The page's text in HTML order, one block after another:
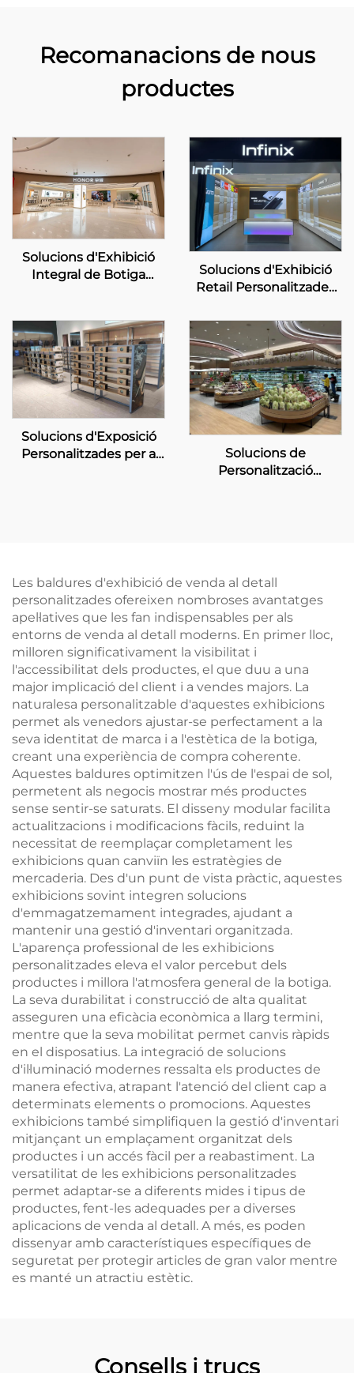
Recomanacions de nous
productes
Solucions d'Exhibició
Integral de Botiga
Solucions d'Exhibició
Retail Personalitzades
d'Infinix
Solucions d'Exposició
Personalitzades per a
Solucions de
Personalització
Les baldures d'exhibició de venda al detall
personalitzades ofereixen nombroses avantatges
apel·latives que les fan indispensables per als
entorns de venda al detall moderns. En primer lloc,
milloren significativament la visibilitat i
l'accessibilitat dels productes, el que duu a una
major implicació del client i a vendes majors. La
naturalesa personalitzable d'aquestes exhibicions
permet als venedors ajustar-se perfectament a la
seva identitat de marca i a l'estètica de la botiga,
creant una experiència de compra coherente.
Aquestes baldures optimitzen l'ús de l'espai de sol,
permetent als negocis mostrar més productes
sense sentir-se saturats. El disseny modular facilita
actualitzacions i modificacions fàcils, reduint la
necessitat de reemplaçar completament les
exhibicions quan canviïn les estratègies de
mercaderia. Des d'un punt de vista pràctic, aquestes
exhibicions sovint integren solucions
d'emmagatzemament integrades, ajudant a
mantenir una gestió d'inventari organitzada.
L'aparença professional de les exhibicions
personalitzades eleva el valor percebut dels
productes i millora l'atmosfera general de la botiga.
La seva durabilitat i construcció de alta qualitat
asseguren una eficàcia econòmica a llarg termini,
mentre que la seva mobilitat permet canvis ràpids
en el disposatius. La integració de solucions
d'il·luminació modernes ressalta els productes de
manera efectiva, atrapant l'atenció del client cap a
determinats elements o promocions. Aquestes
exhibicions també simplifiquen la gestió d'inventari
mitjançant un emplaçament organitzat dels
productes i un accés fàcil per a reabastiment. La
versatilitat de les exhibicions personalitzades
permet adaptar-se a diferents mides i tipus de
productes, fent-les adequades per a diverses
aplicacions de venda al detall. A més, es poden
dissenyar amb característiques específiques de
seguretat per protegir articles de gran valor mentre
es manté un atractiu estètic.
Consells i trucs